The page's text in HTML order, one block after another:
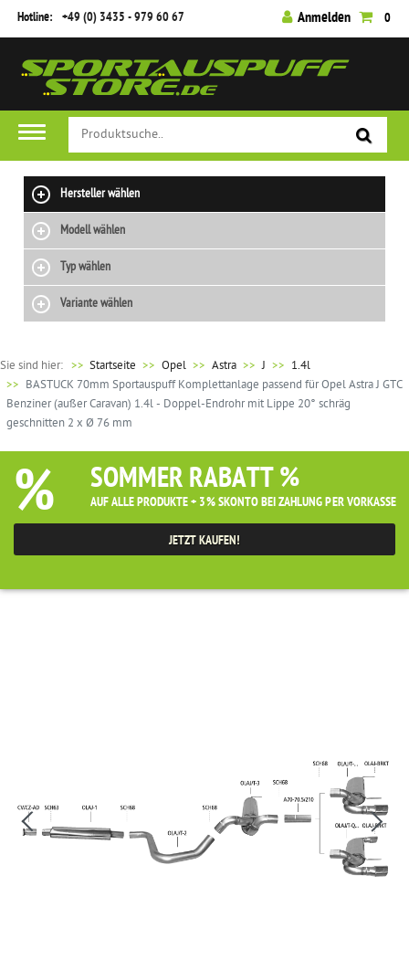
Hotline: +49 (0) 3435 - 979 60 67 Anmelden 0
Hersteller wählen
Modell wählen
Typ wählen
Variante wählen
Sie sind hier: >> Startseite Opel Astra J
1.4l
BASTUCK 70mm Sportauspuff Komplettanlage passend für Opel Astra J GTC
Benziner (außer Caravan) 1.4l - Doppel-Endrohr mit Lippe 20° schräg
geschnitten 2 x Ø 76 mm
% SOMMER RABATT %
AUF ALLE PRODUKTE + 3% SKONTO BEI ZAHLUNG PER VORKASSE
JETZT KAUFEN!